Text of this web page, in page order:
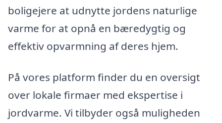
boligejere at udnytte jordens naturlige
varme for at opnå en bæredygtig og
effektiv opvarmning af deres hjem.
På vores platform finder du en oversigt
over lokale firmaer med ekspertise i
jordvarme. Vi tilbyder også muligheden